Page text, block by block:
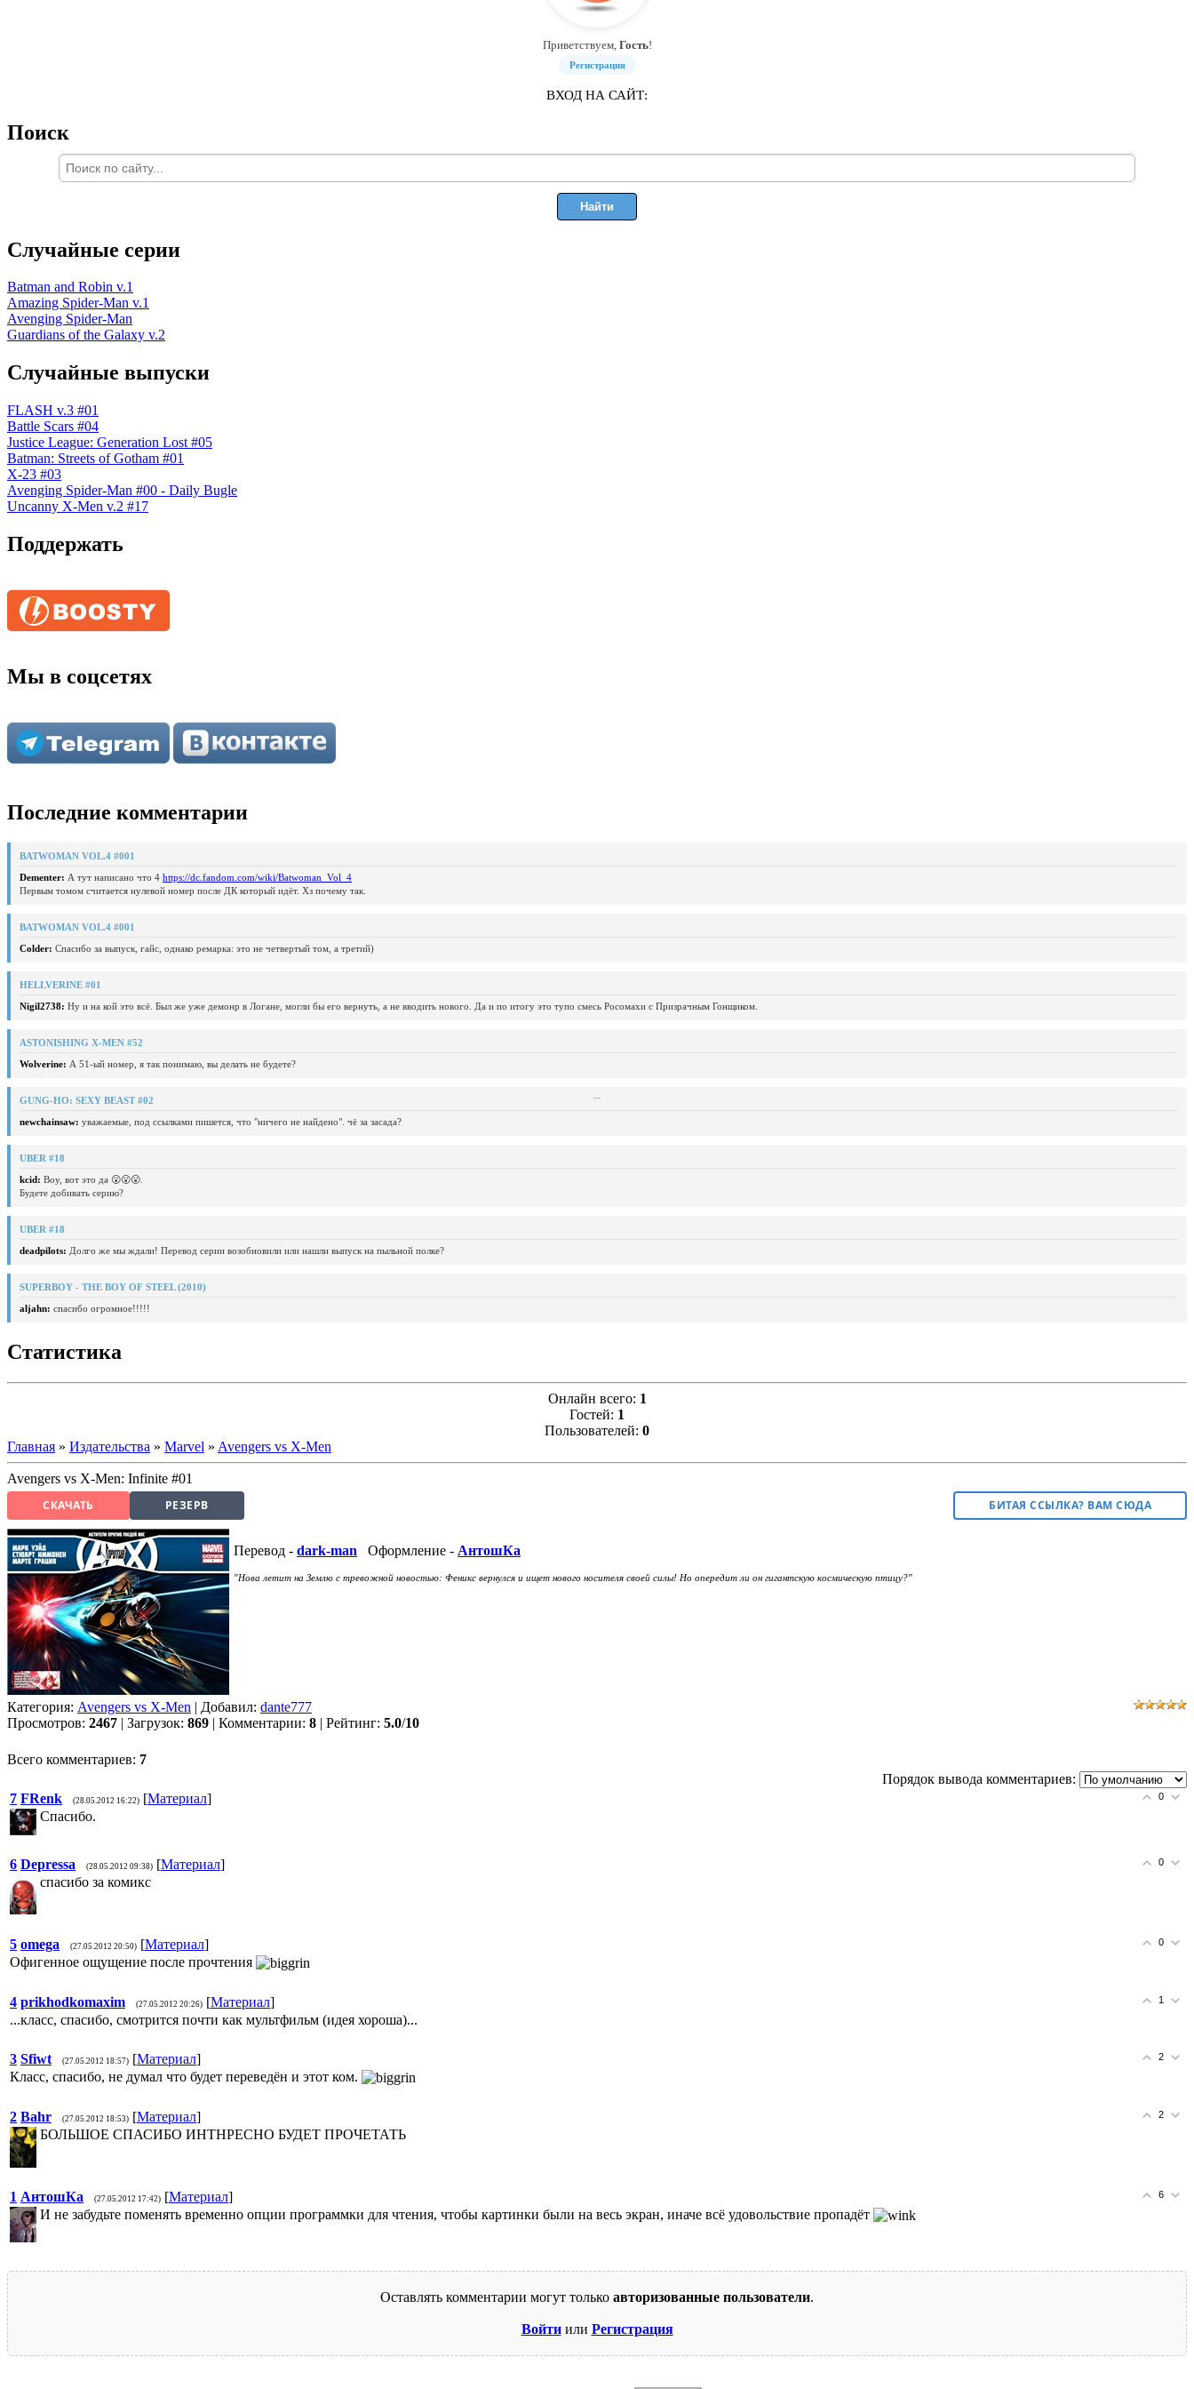
Приветствуем, Гость!
Регистрация
ВХОД НА САЙТ:
Поиск
Случайные серии
Batman and Robin v.1
Amazing Spider-Man v.1
Avenging Spider-Man
Guardians of the Galaxy v.2
Случайные выпуски
FLASH v.3 #01
Battle Scars #04
Justice League: Generation Lost #05
Batman: Streets of Gotham #01
X-23 #03
Avenging Spider-Man #00 - Daily Bugle
Uncanny X-Men v.2 #17
Поддержать
Мы в соцсетях
Последние комментарии
BATWOMAN VOL.4 #001
Dementer: А тут написано что 4 https://dc.fandom.com/wiki/Batwoman_Vol_4
Первым томом считается нулевой номер после ДК который идёт. Хз почему так.
BATWOMAN VOL.4 #001
Colder: Спасибо за выпуск, гайс, однако ремарка: это не четвертый том, а третий)
HELLVERINE #01
Nigil2738: Ну и на кой это всё. Был же уже демонр в Логане, могли бы его вернуть, а не вводить нового. Да и по итогу это тупо смесь Росомахи с Призрачным Гонщиком.
ASTONISHING X-MEN #52
Wolverine: А 51-ый номер, я так понимаю, вы делать не будете?
GUNG-HO: SEXY BEAST #02
newchainsaw: уважаемые, под ссылками пишется, что "ничего не найдено". чё за засада?
UBER #18
kcid: Воу, вот это да 😮😮😮.
Будете добивать серию?
UBER #18
deadpilots: Долго же мы ждали! Перевод серии возобновили или нашли выпуск на пыльной полке?
SUPERBOY - THE BOY OF STEEL (2010)
aljahn: спасибо огромное!!!!!
Статистика
Онлайн всего: 1
Гостей: 1
Пользователей: 0
Главная » Издательства » Marvel » Avengers vs X-Men
Avengers vs X-Men: Infinite #01
СКАЧАТЬ
РЕЗЕРВ БИТАЯ ССЫЛКА? ВАМ СЮДА
Перевод - dark-man Оформление - АнтошКа
"Нова летит на Землю с тревожной новостью: Феникс вернулся и ищет нового носителя своей силы! Но опередит ли он гигантскую космическую птицу?"
Категория: Avengers vs X-Men | Добавил: dante777
Просмотров: 2467 | Загрузок: 869 | Комментарии: 8 | Рейтинг: 5.0/10
Всего комментариев: 7
Порядок вывода комментариев:
0
7 FRenk (28.05.2012 16:22) [Материал]
Спасибо.
0
6 Depressa (28.05.2012 09:38) [Материал]
спасибо за комикс
0
5 omega (27.05.2012 20:50) [Материал]
Офигенное ощущение после прочтения
1
4 prikhodkomaxim (27.05.2012 20:26) [Материал]
...класс, спасибо, смотрится почти как мультфильм (идея хороша)...
2
3 Sfiwt (27.05.2012 18:57) [Материал]
Класс, спасибо, не думал что будет переведён и этот ком.
2
2 Bahr (27.05.2012 18:53) [Материал]
БОЛЬШОЕ СПАСИБО ИНТНРЕСНО БУДЕТ ПРОЧЕТАТЬ
6
1 АнтошКа (27.05.2012 17:42) [Материал]
И не забудьте поменять временно опции программки для чтения, чтобы картинки были на весь экран, иначе всё удовольствие пропадёт
Оставлять комментарии могут только авторизованные пользователи.
Войтиили Регистрация